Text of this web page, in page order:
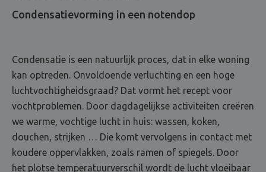
Condensatievorming in een notendop
Condensatie is een natuurlijk proces, dat in elke woning
kan optreden. Onvoldoende verluchting en een hoge
luchtvochtigheidsgraad? Dat vormt het recept voor
vochtproblemen. Door dagdagelijkse activiteiten creëren
we warme, vochtige lucht in huis: wassen, koken,
douchen, strijken … Die komt vervolgens in contact met
koudere oppervlakken, zoals ramen of spiegels. Door
het plotse temperatuurverschil wordt de lucht vloeibaar